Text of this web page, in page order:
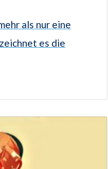
als nur eine
es die